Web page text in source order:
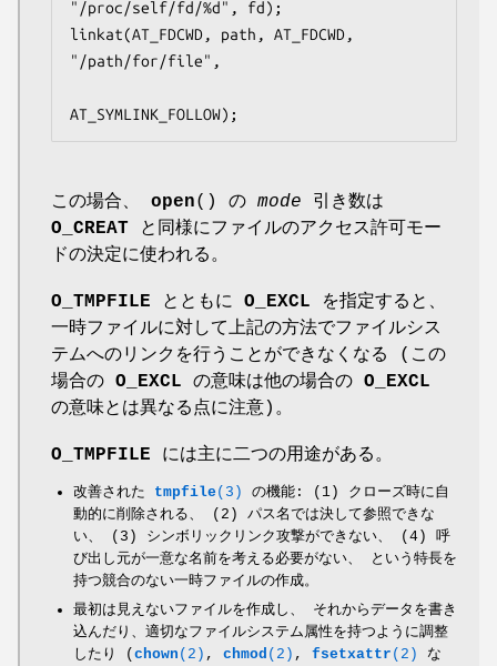
"/proc/self/fd/%d", fd);
linkat(AT_FDCWD, path, AT_FDCWD,
"/path/for/file",
AT_SYMLINK_FOLLOW);
この場合、 open() の mode 引き数は
O_CREAT と同様にファイルのアクセス許可モー
ドの決定に使われる。
O_TMPFILE とともに O_EXCL を指定すると、
一時ファイルに対して上記の方法でファイルシス
テムへのリンクを行うことができなくなる (この
場合の O_EXCL の意味は他の場合の O_EXCL
の意味とは異なる点に注意)。
O_TMPFILE には主に二つの用途がある。
改善された tmpfile (3)
の機能: (1) クローズ時に自
動的に削除される、 (2) パス名では決して参照できな
い、 (3) シンボリックリンク攻撃ができない、 (4) 呼
び出し元が一意な名前を考える必要がない、 という特長を
持つ競合のない一時ファイルの作成。
最初は見えないファイルを作成し、 それからデータを書き
込んだり、適切なファイルシステム属性を持つように調整
したり (chown (2) , chmod (2) , fsetxattr (2)
な